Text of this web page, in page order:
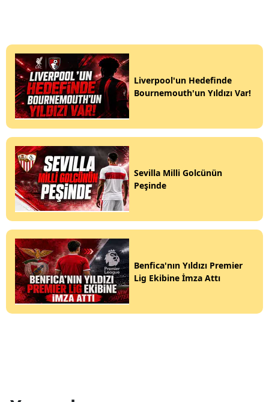
Liverpool'un Hedefinde
Bournemouth'un Yıldızı Var!
Sevilla Milli Golcünün
Peşinde
Benfica'nın Yıldızı Premier
Lig Ekibine İmza Attı